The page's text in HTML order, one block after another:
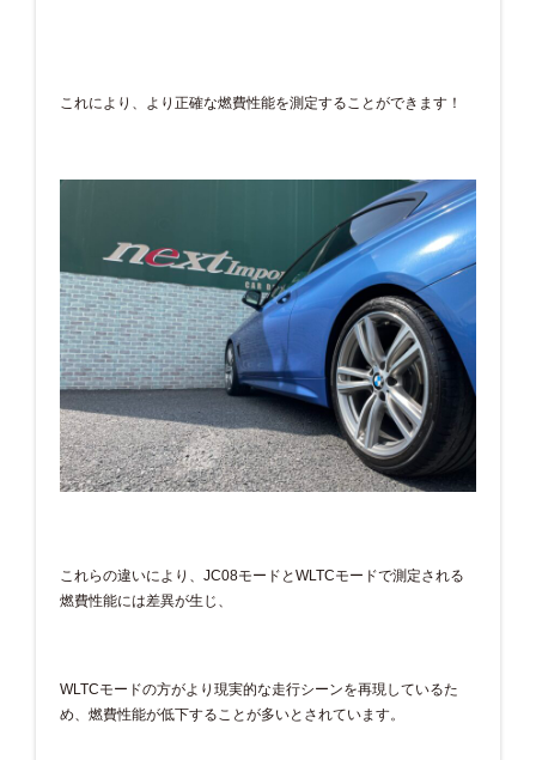
これにより、より正確な燃費性能を測定することができます！
これらの違いにより、JC08モードとWLTCモードで測定される
燃費性能には差異が生じ、
WLTCモードの方がより現実的な走行シーンを再現しているた
め、燃費性能が低下することが多いとされています。